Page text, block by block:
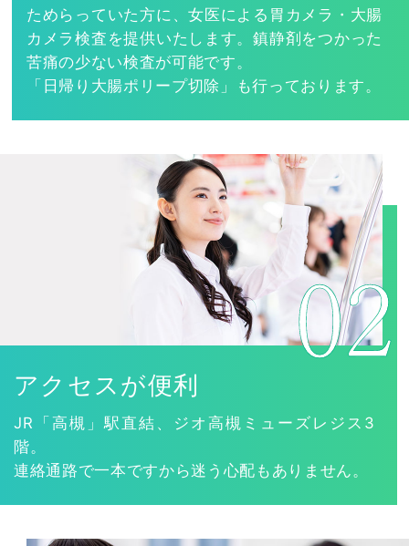
ためらっていた方に、女医による胃カメラ・大腸
カメラ検査を提供いたします。鎮静剤をつかった
苦痛の少ない検査が可能です。
「日帰り大腸ポリープ切除」も行っております。
アクセスが便利
JR「高槻」駅直結、ジオ高槻ミューズレジス3
階。
連絡通路で一本ですから迷う心配もありません。